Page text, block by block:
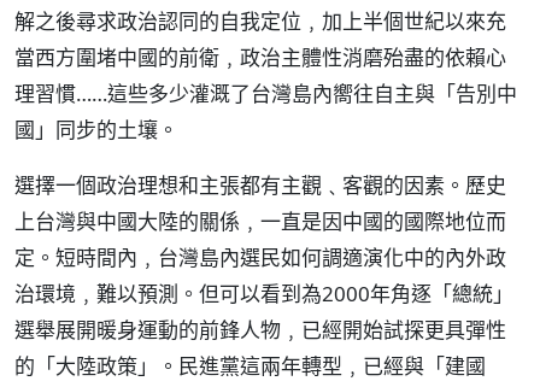
解之後尋求政治認同的自我定位﹐加上半個世紀以來充
當西方圍堵中國的前衛﹐政治主體性消磨殆盡的依賴心
理習慣……這些多少灌溉了台灣島內嚮往自主與「告別中
國」同步的土壤。
選擇一個政治理想和主張都有主觀﹑客觀的因素。歷史
上台灣與中國大陸的關係﹐一直是因中國的國際地位而
定。短時間內﹐台灣島內選民如何調適演化中的內外政
治環境﹐難以預測。但可以看到為2000年角逐「總統」
選舉展開暖身運動的前鋒人物﹐已經開始試探更具彈性
的「大陸政策」。民進黨這兩年轉型﹐已經與「建國